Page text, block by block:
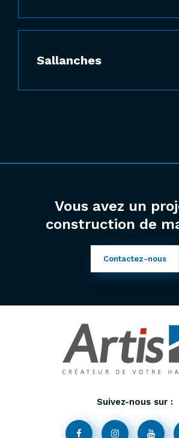
Sallanches
Vous avez un
construction de
Contactez-nous
Suivez-nous sur :